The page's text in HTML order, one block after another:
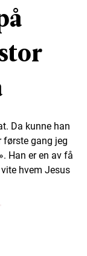
Da kunne han
første gang jeg
Han er en av få
hvem Jesus